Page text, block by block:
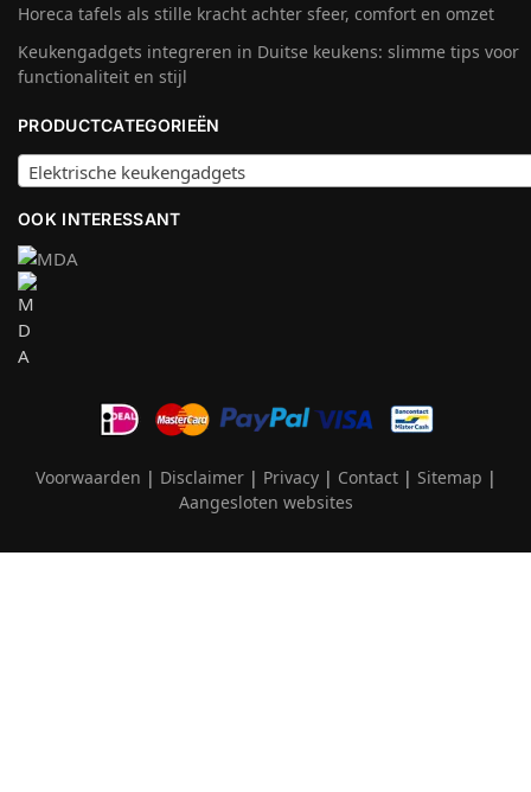
Horeca tafels als stille kracht achter sfeer, comfort en omzet
Keukengadgets integreren in Duitse keukens: slimme tips voor
functionaliteit en stijl
PRODUCTCATEGORIEËN
Elektrische keukengadgets
OOK INTERESSANT
Voorwaarden | Disclaimer| Privacy| Contact| Sitemap |
Aangesloten websites